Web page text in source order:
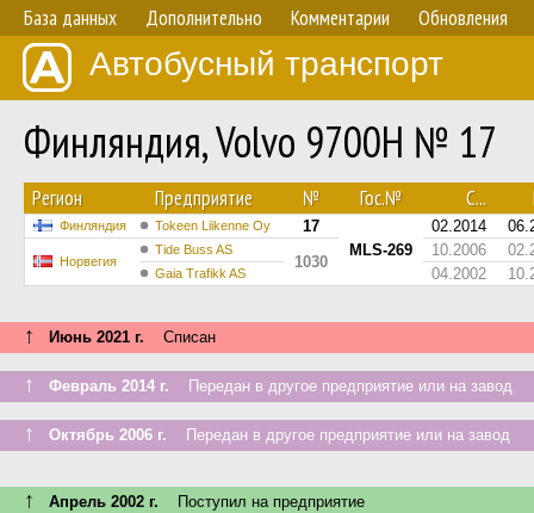
База данных Дополнительно Комментарии Обновления
Автобусный транспорт
Финляндия, Volvo 9700H № 17
Регион Предприятие № Гос.№ С...
Финляндия Tokeen Liikenne Oy
17
MLS-269
02.2014
Норвегия
Tide Buss AS
1030
10.2006
Gaia Trafikk AS 04.2002
↑ Июнь 2021 г. Списан
↑ Февраль 2014 г. Передан в другое предприятие или на завод
↑ Октябрь 2006 г. Передан в другое предприятие или на завод
↑ Апрель 2002 г. Поступил на предприятие